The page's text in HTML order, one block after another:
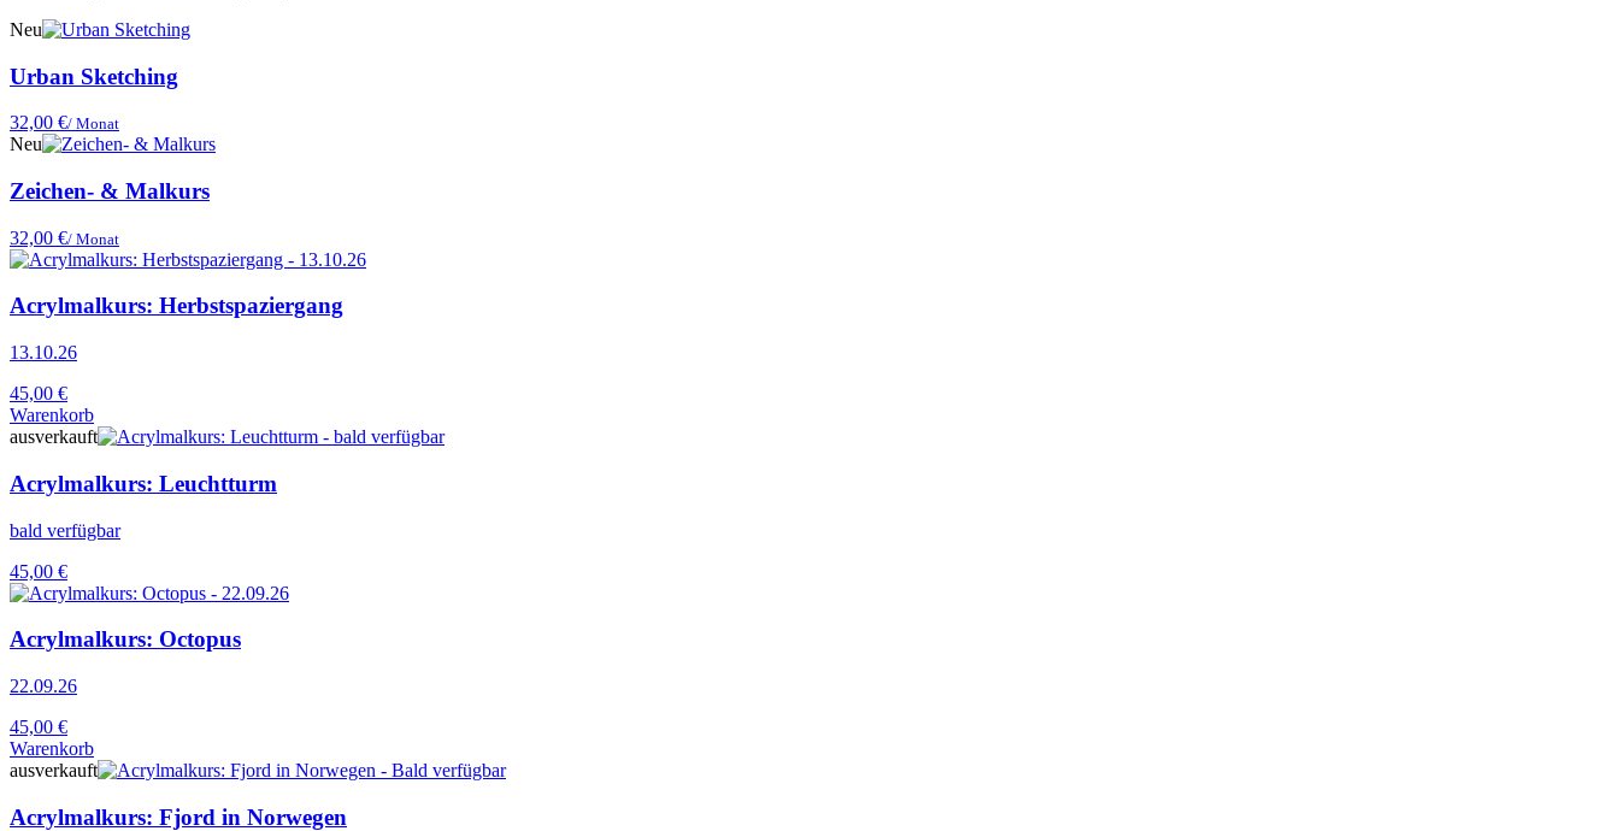
Neu
Urban Sketching
32,00 €/ Monat
Neu
Zeichen- & Malkurs
32,00 €/ Monat
Acrylmalkurs: Herbstspaziergang
13.10.26
45,00 €
Warenkorb
ausverkauft
Acrylmalkurs: Leuchtturm
bald verfügbar
45,00 €
Acrylmalkurs: Octopus
22.09.26
45,00 €
Warenkorb
ausverkauft
Acrylmalkurs: Fjord in Norwegen